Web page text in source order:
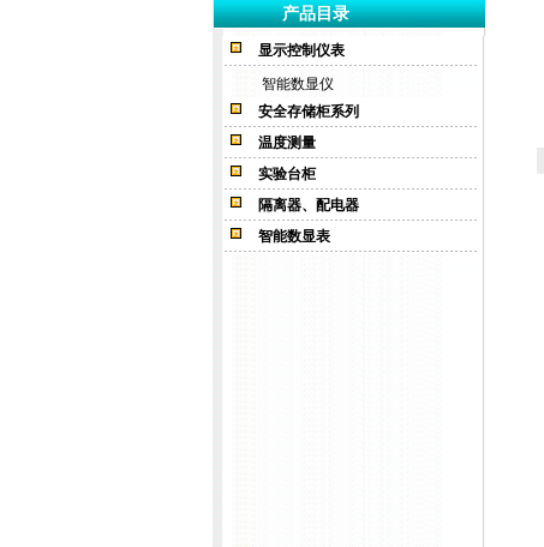
产品目录
显示控制仪表
智能数显仪
安全存储柜系列
温度测量
实验台柜
隔离器、配电器
智能数显表